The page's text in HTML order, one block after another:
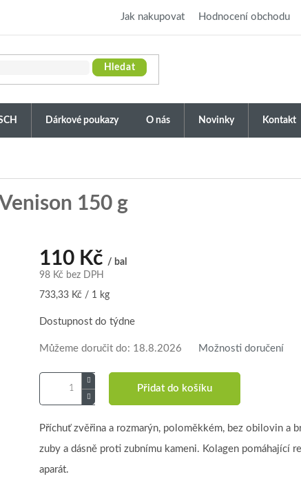
Jak nakupovat Hodnocení obchodu
Hledat
Dárkové poukazy O nás Novinky Kontakt
150 g
110 Kč / bal
98 Kč bez DPH
Měrná
733,33 Kč / 1 kg
Dostupnost do týdne
Můžeme doručit do: 18.8.2026 Možnosti doručení
Přidat do košíku
Příchuť zvěřina a rozmarýn, poloměkkém, bez obilovin a
zuby a dásně proti zubnímu kameni. Kolagen pomáhající
aparát.